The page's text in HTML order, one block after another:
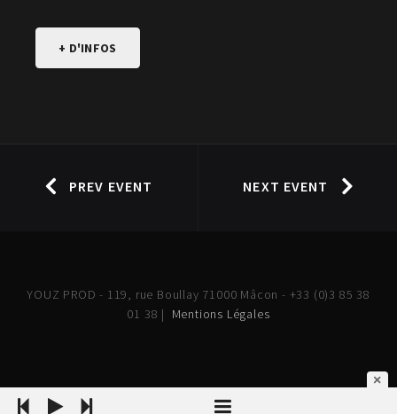
+ D'INFOS
PREV EVENT NEXT EVENT
YOUZ PROD - 119, rue Boullay 71000 Mâcon - +33 (0)3 85 38
01 38 | Mentions Légales